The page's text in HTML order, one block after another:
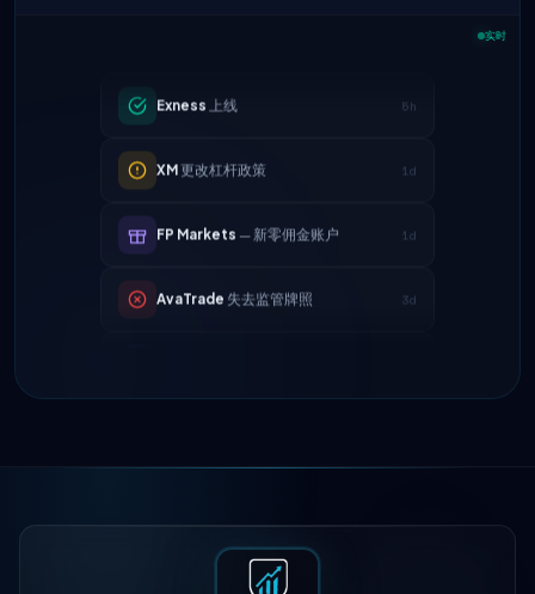
实时
XM更改杠杆政策 1d
FP Markets — 新零佣金账户 1d
AvaTrade失去监管牌照 3d
Tickmill提现速度现为24小时 4d
FP Markets — 新零佣金账户